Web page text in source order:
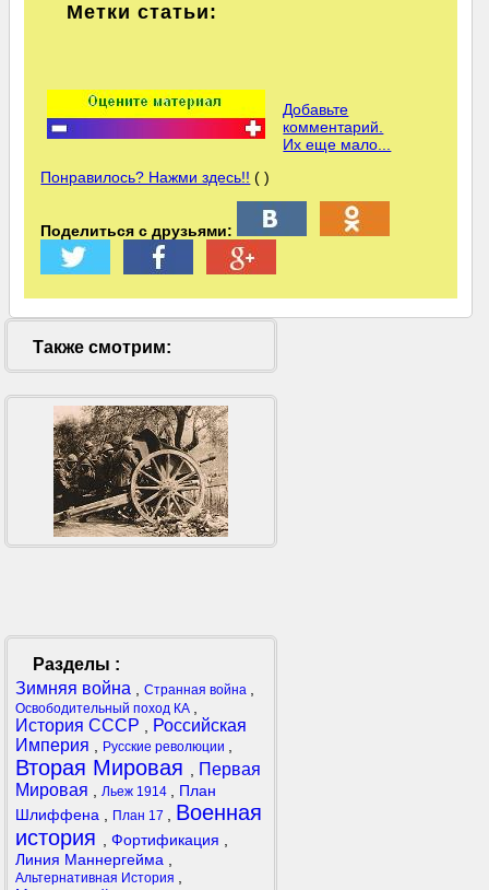
Метки статьи:
Добавьте
комментарий.
Их еще мало...
Понравилось? Нажми здесь!! ( )
Поделиться с друзьями:
Также смотрим:
Разделы :
Зимняя война
Странная война
Освободительный поход КА
История СССР
Российская
Империя
Русские революции
Вторая Мировая
Первая
Мировая
Льеж 1914
План
Шлиффена
План 17
Военная
история
Фортификация
Линия Маннергейма
Альтернативная История